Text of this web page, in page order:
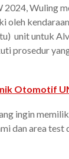
Wuling
unit untuk
prosedur
Otomotif
ingin
dan area